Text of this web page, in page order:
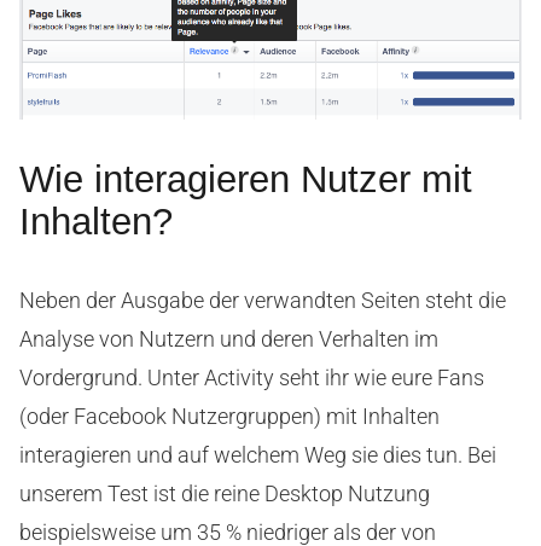
Wie interagieren Nutzer mit
Inhalten?
Neben der Ausgabe der verwandten Seiten steht die
Analyse von Nutzern und deren Verhalten im
Vordergrund. Unter Activity seht ihr wie eure Fans
(oder Facebook Nutzergruppen) mit Inhalten
interagieren und auf welchem Weg sie dies tun. Bei
unserem Test ist die reine Desktop Nutzung
beispielsweise um 35 % niedriger als der von